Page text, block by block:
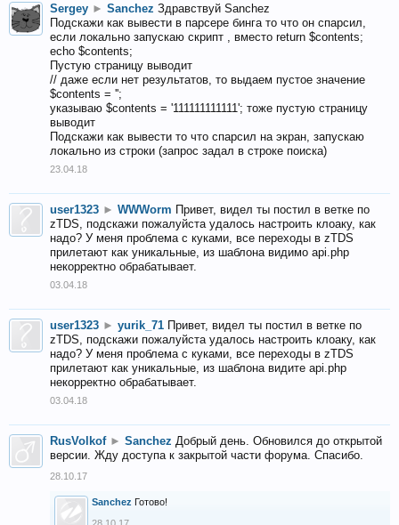
Sergey ► Sanchez Здравствуй Sanchez
Подскажи как вывести в парсере бинга то что он спарсил,
если локально запускаю скрипт , вместо return $contents;
echo $contents;
Пустую страницу выводит
// даже если нет результатов, то выдаем пустое значение
$contents = '';
указываю $contents = '111111111111'; тоже пустую страницу
выводит
Подскажи как вывести то что спарсил на экран, запускаю
локально из строки (запрос задал в строке поиска)
23.04.18
user1323 ► WWWorm Привет, видел ты постил в ветке по
zTDS, подскажи пожалуйста удалось настроить клоаку, как
надо? У меня проблема с куками, все переходы в zTDS
прилетают как уникальные, из шаблона видимо api.php
некорректно обрабатывает.
03.04.18
user1323 ► yurik_71 Привет, видел ты постил в ветке по
zTDS, подскажи пожалуйста удалось настроить клоаку, как
надо? У меня проблема с куками, все переходы в zTDS
прилетают как уникальные, из шаблона видите api.php
некорректно обрабатывает.
03.04.18
RusVolkof ► Sanchez Добрый день. Обновился до открытой
версии. Жду доступа к закрытой части форума. Спасибо.
28.10.17
Sanchez Готово!